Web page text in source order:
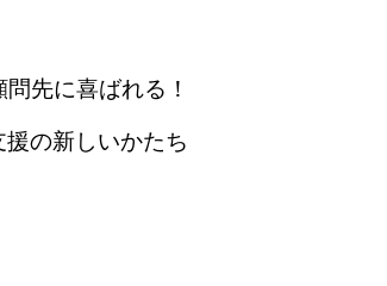
先に喜ばれる！
の新しいかたち